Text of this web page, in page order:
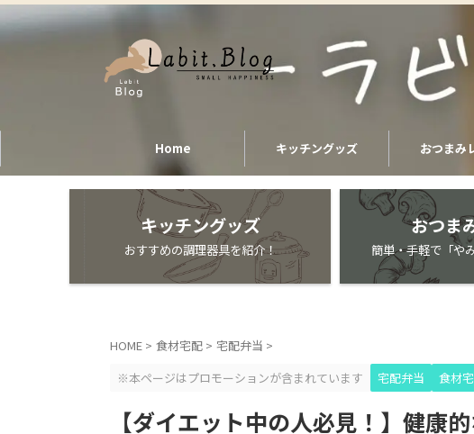
Home キッチングッズ おつまみ
キッチングッズ
おすすめの調理器具を紹介！
おつま
簡単・手軽で「や
HOME > 食材宅配 > 宅配弁当 >
※本ページはプロモーションが含まれています
宅配弁当 食材
【ダイエット中の人必見！】健康